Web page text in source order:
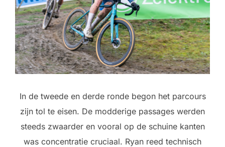
In de tweede en derde ronde begon het parcours
zijn tol te eisen. De modderige passages werden
steeds zwaarder en vooral op de schuine kanten
was concentratie cruciaal. Ryan reed technisch